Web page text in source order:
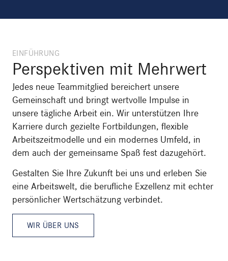
EINFÜHRUNG
Perspektiven mit Mehrwert
Jedes neue Teammitglied bereichert unsere
Gemeinschaft und bringt wertvolle Impulse in
unsere tägliche Arbeit ein. Wir unterstützen Ihre
Karriere durch gezielte Fortbildungen, flexible
Arbeitszeitmodelle und ein modernes Umfeld, in
dem auch der gemeinsame Spaß fest dazugehört.
Gestalten Sie Ihre Zukunft bei uns und erleben Sie
eine Arbeitswelt, die berufliche Exzellenz mit echter
persönlicher Wertschätzung verbindet.
WIR ÜBER UNS